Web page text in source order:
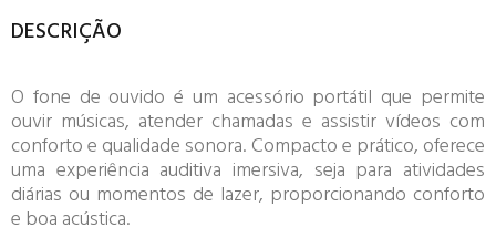
DESCRIÇÃO
O fone de ouvido é um acessório portátil que permite
ouvir músicas, atender chamadas e assistir vídeos com
conforto e qualidade sonora. Compacto e prático, oferece
uma experiência auditiva imersiva, seja para atividades
diárias ou momentos de lazer, proporcionando conforto
e boa acústica.